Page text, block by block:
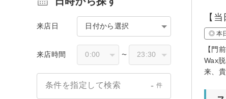
【
◎ 本
【門
Wax
来、
来店日 日付から選択
来店時間 〜
条件を指定して検索 - 件